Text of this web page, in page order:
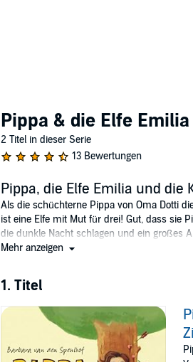
Pippa & die Elfe Emilia
2 Titel in dieser Serie
13 Bewertungen
Pippa, die Elfe Emilia und die
Als die schüchterne Pippa von Oma Dotti
ist eine Elfe mit Mut für drei! Gut, dass sie
die dunkle Nacht schlagen und ein großes
©2012 S. Fischer Verlag (P)2012 DAV
Mehr anzeigen
1. Titel